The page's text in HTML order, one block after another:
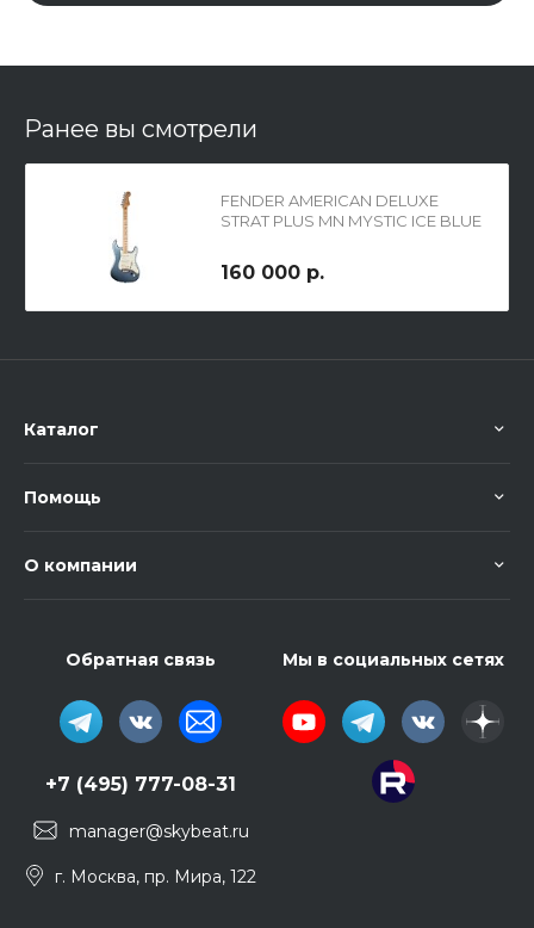
Ранее вы смотрели
FENDER AMERICAN DELUXE
STRAT PLUS MN MYSTIC ICE BLUE
160 000 р.
Каталог
Помощь
О компании
Обратная связь
+7 (495) 777-08-31
manager@skybeat.ru
г. Москва, пр. Мира, 122
Мы в социальных сетях